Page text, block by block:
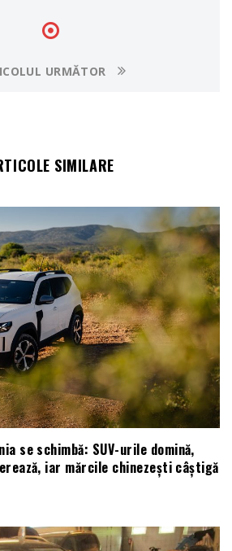
URMĂTOR
SIMILARE
se schimbă: SUV-urile domină,
iar mărcile chinezești câștigă